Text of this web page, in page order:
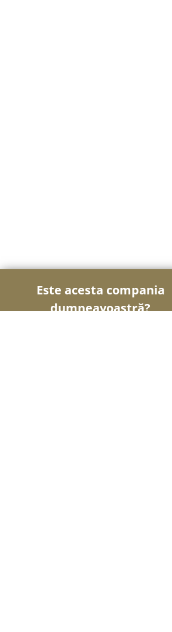
Este acesta compania
dumneavoastră?